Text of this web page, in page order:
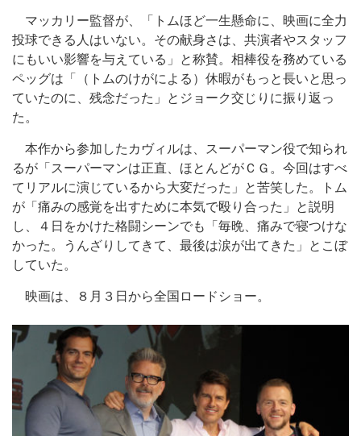
マッカリー監督が、「トムほど一生懸命に、映画に全力
投球できる人はいない。その献身さは、共演者やスタッフ
にもいい影響を与えている」と称賛。相棒役を務めている
ペッグは「（トムのけがによる）休暇がもっと長いと思っ
ていたのに、残念だった」とジョーク交じりに振り返っ
た。
本作から参加したカヴィルは、スーパーマン役で知られ
るが「スーパーマンは正直、ほとんどがＣＧ。今回はすべ
てリアルに演じているから大変だった」と苦笑した。トム
が「痛みの感覚を出すために本気で殴り合った」と説明
し、４日をかけた格闘シーンでも「毎晩、痛みで寝つけな
かった。うんざりしてきて、最後は涙が出てきた」とこぼ
していた。
映画は、８月３日から全国ロードショー。